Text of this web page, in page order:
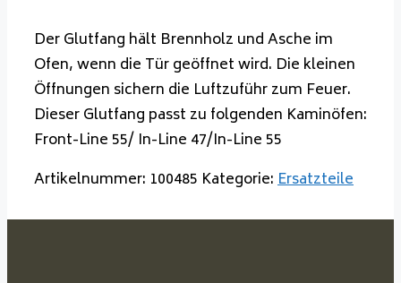
Der Glutfang hält Brennholz und Asche im
Ofen, wenn die Tür geöffnet wird. Die kleinen
Öffnungen sichern die Luftzuführ zum Feuer.
Dieser Glutfang passt zu folgenden Kaminöfen:
Front-Line 55/ In-Line 47/In-Line 55
Artikelnummer: 100485 Kategorie:Ersatzteile